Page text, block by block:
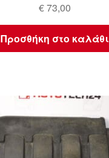
€73,00
Προσθήκη στο καλάθι